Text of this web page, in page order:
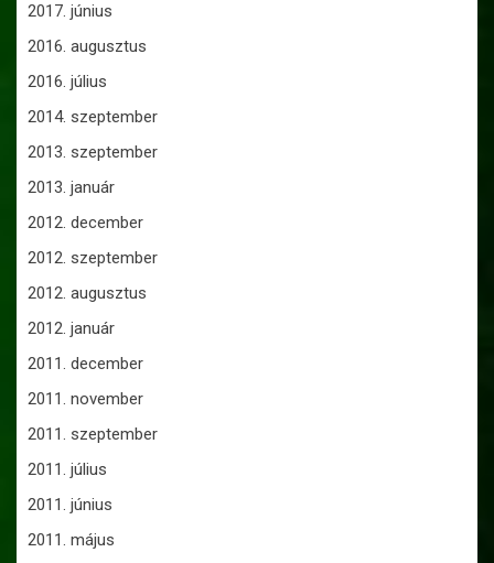
2017. június
2016. augusztus
2016. július
2014. szeptember
2013. szeptember
2013. január
2012. december
2012. szeptember
2012. augusztus
2012. január
2011. december
2011. november
2011. szeptember
2011. július
2011. június
2011. május